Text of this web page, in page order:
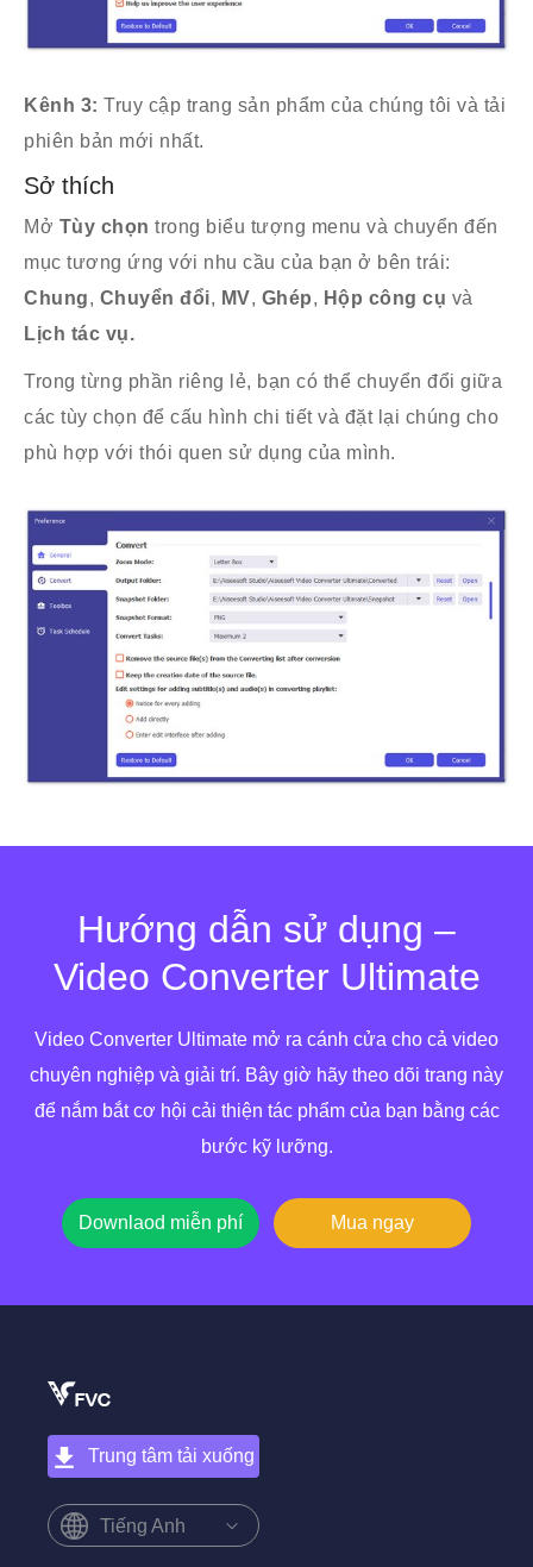
Kênh 3: Truy cập trang sản phẩm của chúng tôi và tải
phiên bản mới nhất.
Sở thích
Mở Tùy chọn trong biểu tượng menu và chuyển đến
mục tương ứng với nhu cầu của bạn ở bên trái:
Chung, Chuyển đổi, MV, Ghép, Hộp công cụ và
Lịch tác vụ.
Trong từng phần riêng lẻ, bạn có thể chuyển đổi giữa
các tùy chọn để cấu hình chi tiết và đặt lại chúng cho
phù hợp với thói quen sử dụng của mình.
Hướng dẫn sử dụng –
Video Converter Ultimate
Video Converter Ultimate mở ra cánh cửa cho cả video
chuyên nghiệp và giải trí. Bây giờ hãy theo dõi trang này
để nắm bắt cơ hội cải thiện tác phẩm của bạn bằng các
bước kỹ lưỡng.
Downlaod miễn phí Mua ngay
Trung tâm tải xuống
Tiếng Anh